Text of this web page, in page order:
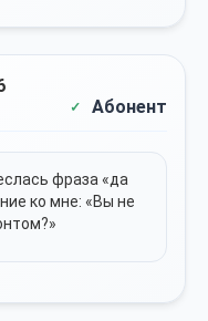
Абонент
фраза «да
ко мне: «Вы не